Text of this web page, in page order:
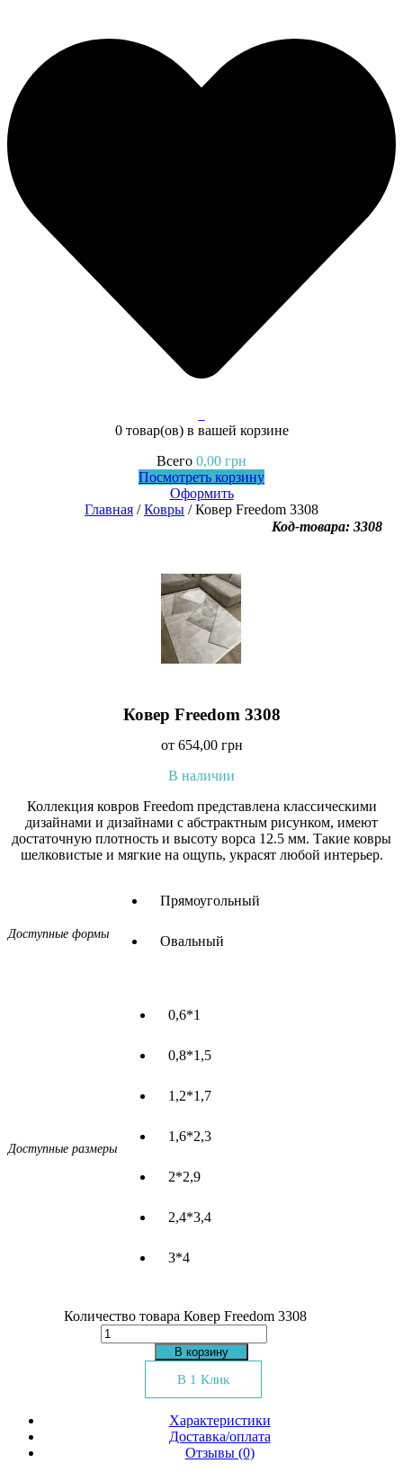
0 товар(ов)в вашей корзине
Всего 0,00 грн
Посмотреть корзину
Оформить
Главная /Ковры / Ковер Freedom 3308
Код-товара: 3308
Ковер Freedom 3308
от 654,00 грн
В наличии
Коллекция ковров Freedom представлена классическими
дизайнами и дизайнами с абстрактным рисунком, имеют
достаточную плотность и высоту ворса 12.5 мм. Такие ковры
шелковистые и мягкие на ощупь, украсят любой интерьер.
Доступные формы
Прямоугольный
Овальный
Доступные размеры
0,6*1
0,8*1,5
1,2*1,7
1,6*2,3
2*2,9
2,4*3,4
3*4
Количество товара Ковер Freedom 3308
В корзину
В 1 Клик
Характеристики
Доставка/оплата
Отзывы (0)